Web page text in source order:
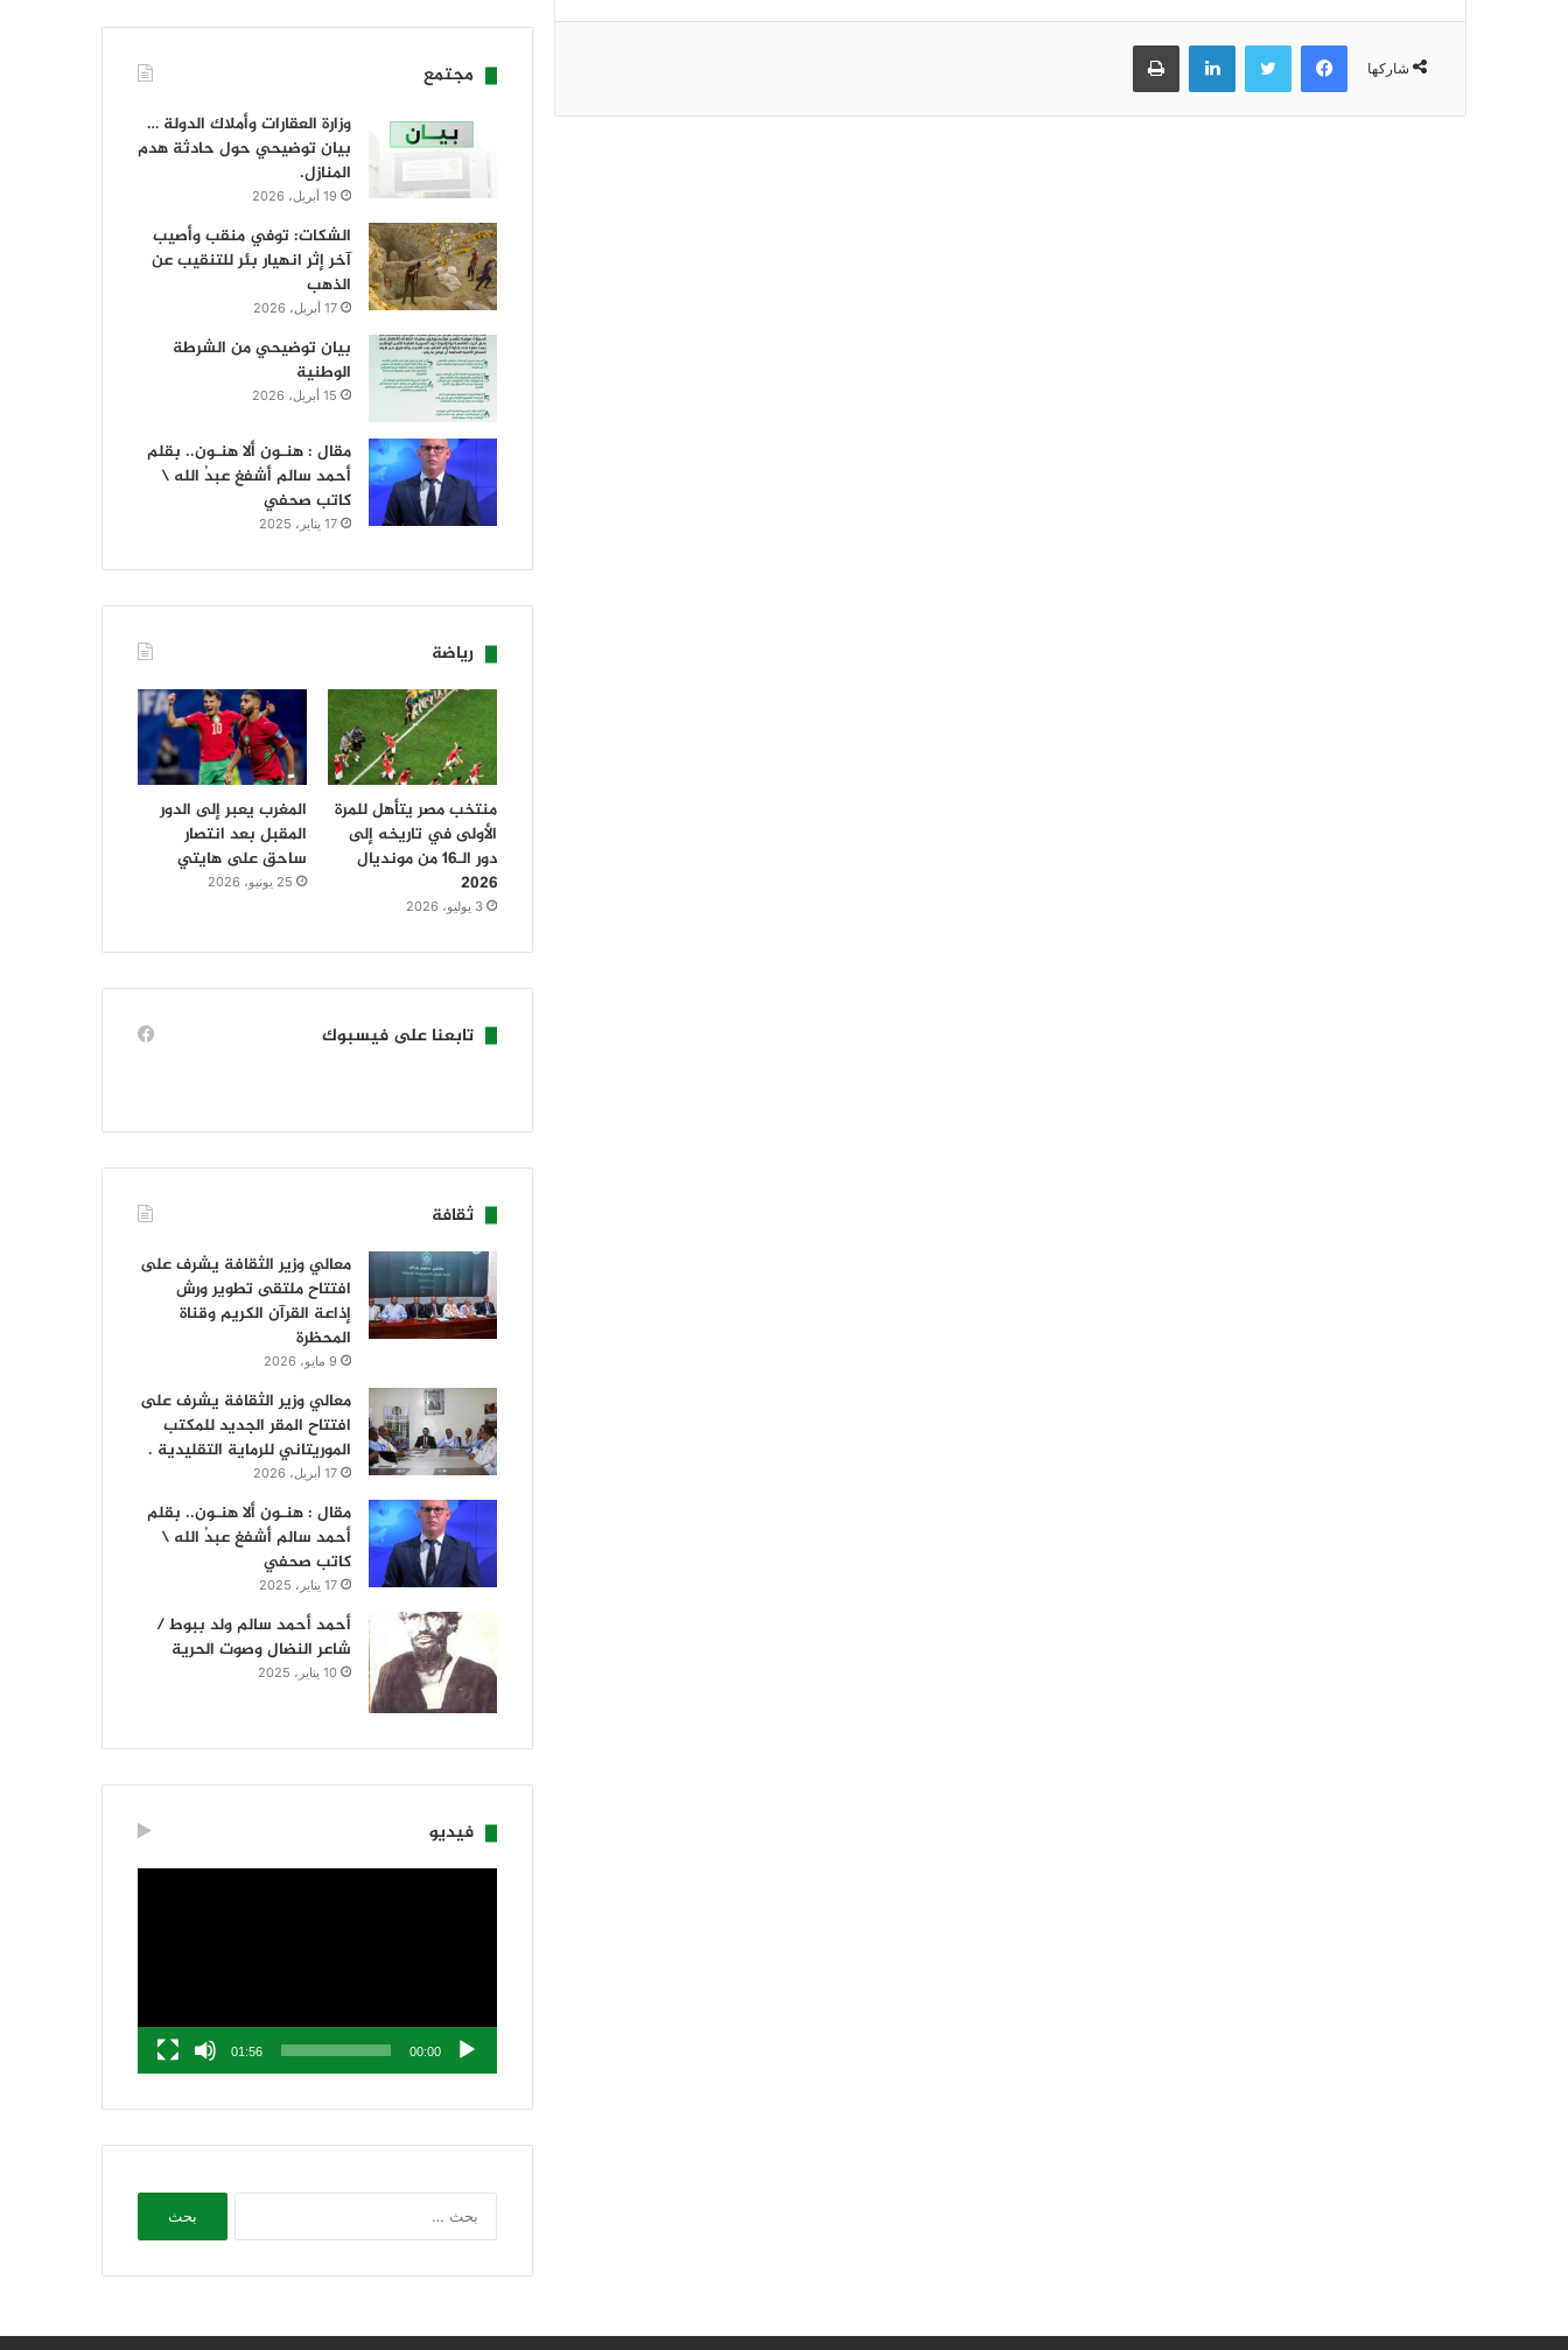
شاركها
فيسبوك تويتر لينكدإن طباعة
مجتمع
وزارة العقارات وأملاك الدولة …
بيان توضيحي حول حادثة هدم
المنازل.
19 أبريل، 2026
الشكات: توفي منقب وأصيب
آخر إثر انهيار بئر للتنقيب عن
الذهب
17 أبريل، 2026
بيان توضيحي من الشرطة
الوطنية
15 أبريل، 2026
مقال : هنـون ألا هنـون.. بقلم
أحمد سالم أشفغ عبدُ الله \
كاتب صحفي
17 يناير، 2025
رياضة
منتخب مصر يتأهل للمرة
الأولى في تاريخه إلى
دور الـ16 من مونديال
2026
3 يوليو، 2026
المغرب يعبر إلى الدور
المقبل بعد انتصار
ساحق على هايتي
25 يونيو، 2026
تابعنا على فيسبوك
ثقافة
معالي وزير الثقافة يشرف على
افتتاح ملتقى تطوير ورش
إذاعة القرآن الكريم وقناة
المحظرة
9 مايو، 2026
معالي وزير الثقافة يشرف على
افتتاح المقر الجديد للمكتب
الموريتاني للرماية التقليدية .
17 أبريل، 2026
مقال : هنـون ألا هنـون.. بقلم
أحمد سالم أشفغ عبدُ الله \
كاتب صحفي
17 يناير، 2025
أحمد أحمد سالم ولد ببوط /
شاعر النضال وصوت الحرية
10 يناير، 2025
فيديو
00:00
01:56